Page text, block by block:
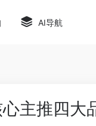
AI导航
主推四大